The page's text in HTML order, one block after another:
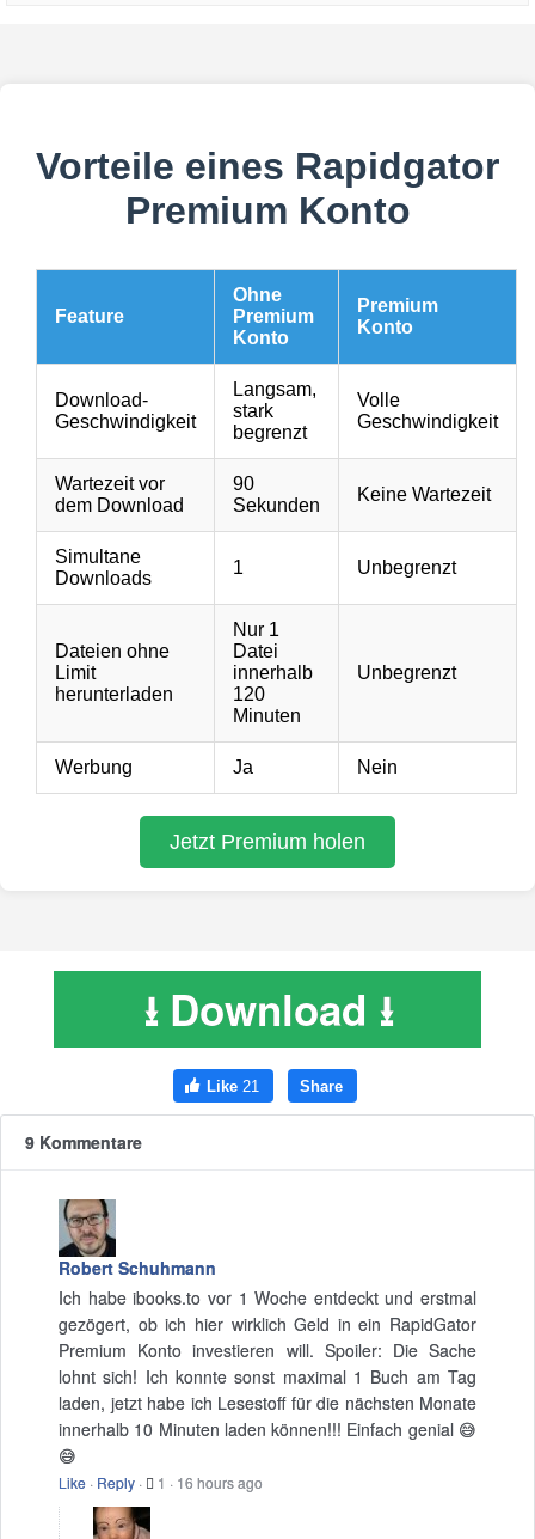
⭳ Download ⭳
9 Kommentare
Robert Schuhmann
Ich habe ibooks.to vor 1 Woche entdeckt und erstmal
gezögert, ob ich hier wirklich Geld in ein RapidGator
Premium Konto investieren will. Spoiler: Die Sache
lohnt sich! Ich konnte sonst maximal 1 Buch am Tag
laden, jetzt habe ich Lesestoff für die nächsten Monate
innerhalb 10 Minuten laden können!!! Einfach genial 😅
😅
Like · Reply · 1 · 16 hours ago